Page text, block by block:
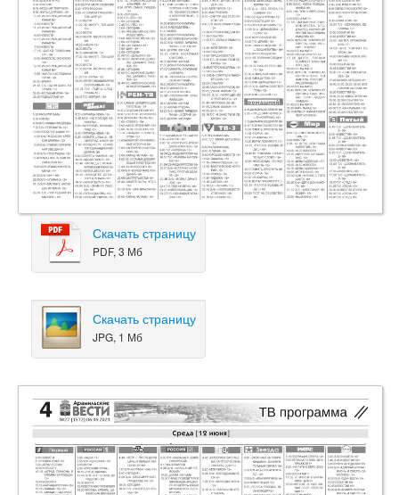
Скачать страницу
PDF, 3 Мб
Скачать страницу
JPG, 1 Мб